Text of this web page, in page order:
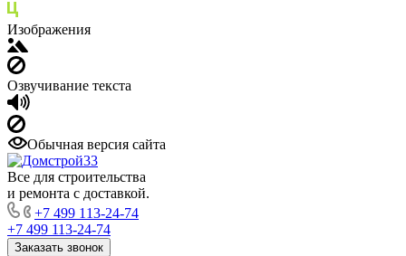
Изображения
Озвучивание текста
Обычная версия сайта
Все для строительства
и ремонта с доставкой.
+7 499 113-24-74
+7 499 113-24-74
Заказать звонок